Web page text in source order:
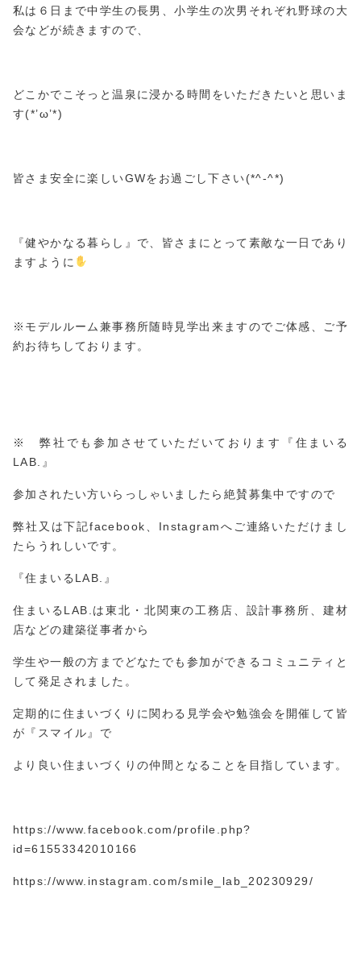
私は６日まで中学生の長男、小学生の次男それぞれ野球の大
会などが続きますので、
どこかでこそっと温泉に浸かる時間をいただきたいと思いま
す(*’ω’*)
皆さま安全に楽しいGWをお過ごし下さい(*^-^*)
『健やかなる暮らし』で、皆さまにとって素敵な一日であり
ますように
※モデルルーム兼事務所随時見学出来ますのでご体感、ご予
約お待ちしております。
※ 弊社でも参加させていただいております『住まいる
LAB.』
参加されたい方いらっしゃいましたら絶賛募集中ですので
弊社又は下記facebook、Instagramへご連絡いただけまし
たらうれしいです。
『住まいるLAB.』
住まいるLAB.は東北・北関東の工務店、設計事務所、建材
店などの建築従事者から
学生や一般の方までどなたでも参加ができるコミュニティと
して発足されました。
定期的に住まいづくりに関わる見学会や勉強会を開催して皆
が『スマイル』で
より良い住まいづくりの仲間となることを目指しています。
https://www.facebook.com/profile.php?
id=61553342010166
https://www.instagram.com/smile_lab_20230929/